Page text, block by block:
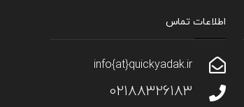
اطلاعات تماس
info{at}quickyadak.ir
02188326183